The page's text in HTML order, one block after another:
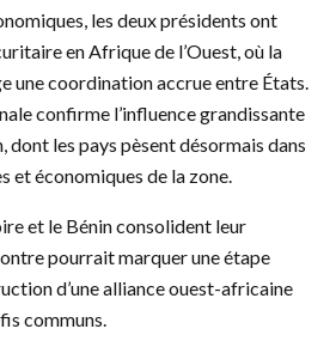
les deux présidents ont
en Afrique de l’Ouest, où la
une coordination accrue entre États.
confirme l’influence grandissante
dont les pays pèsent désormais dans
et économiques de la zone.
et le Bénin consolident leur
pourrait marquer une étape
d’une alliance ouest-africaine
communs.